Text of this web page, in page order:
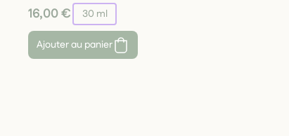
16,00 € 30 ml
Ajouter au panier